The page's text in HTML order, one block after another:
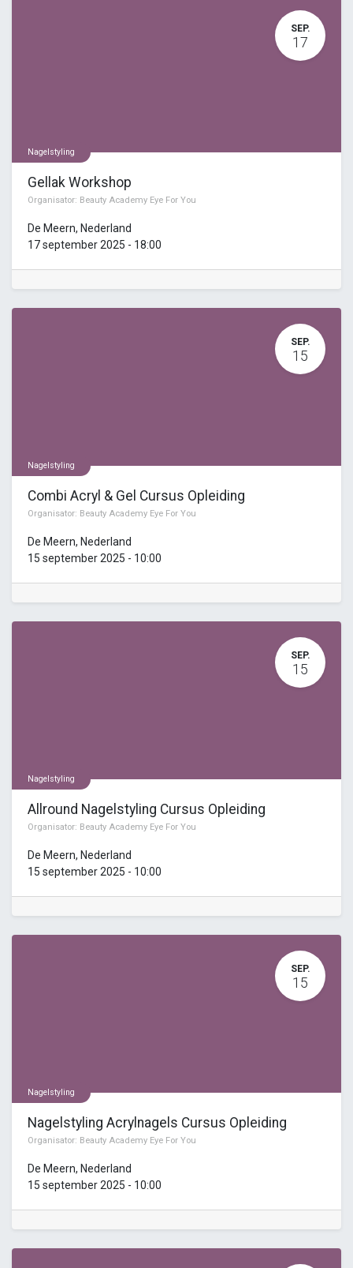
SEP.
17
Nagelstyling
Gellak Workshop
Organisator: Beauty Academy Eye For You
De Meern, Nederland
17 september 2025 - 18:00
SEP.
15
Nagelstyling
Combi Acryl & Gel Cursus Opleiding
Organisator: Beauty Academy Eye For You
De Meern, Nederland
15 september 2025 - 10:00
SEP.
15
Nagelstyling
Allround Nagelstyling Cursus Opleiding
Organisator: Beauty Academy Eye For You
De Meern, Nederland
15 september 2025 - 10:00
SEP.
15
Nagelstyling
Nagelstyling Acrylnagels Cursus Opleiding
Organisator: Beauty Academy Eye For You
De Meern, Nederland
15 september 2025 - 10:00